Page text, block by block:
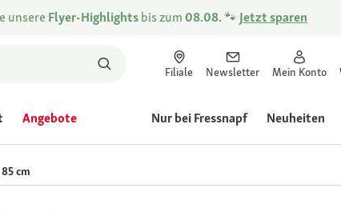
unsere Flyer-Highlightsbis zum08.08.🐾 Jetzt sparen
Filiale Newsletter Mein Konto
Angebote Nur bei Fressnapf Neuheiten
cm